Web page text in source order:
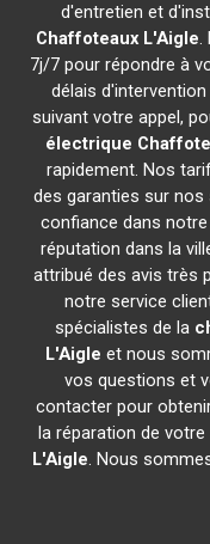
d'entretien et
Chaffoteaux L'Aigle.
7j/7 pour répondre à
délais
suivant votre appel,
électrique
rapidement. Nos
des garanties sur
confiance dans
réputation dans la
attribué des avis très
notre service
spécialistes de la
L'Aigle et nous
vos questions et
contacter pour
la réparation de votre
L'Aigle. Nous